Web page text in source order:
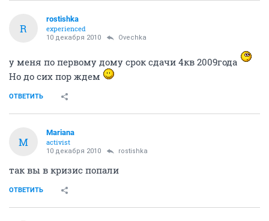
R
rostishka
experienced
10 декабря 2010 Ovechka
у меня по первому дому срок сдачи 4кв 2009года
Но до сих пор ждем
ОТВЕТИТЬ
M
Mariana
activist
10 декабря 2010 rostishka
так вы в кризис попали
ОТВЕТИТЬ